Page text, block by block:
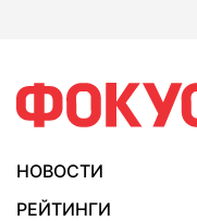
НОВОСТИ
РЕЙТИНГИ